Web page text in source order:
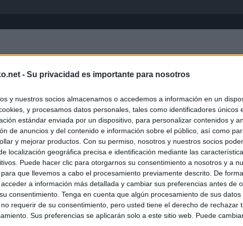
- Su privacidad es importante para nosotros
y nuestros socios almacenamos o accedemos a información en un
y procesamos datos personales, tales como identificadores únicos
estándar enviada por un dispositivo, para personalizar contenidos y
de anuncios y del contenido e información sobre el público, así como
y mejorar productos. Con su permiso, nosotros y nuestros socios
localización geográfica precisa e identificación mediante las
Puede hacer clic para otorgarnos su consentimiento a nosotros y a
que llevemos a cabo el procesamiento previamente descrito. De
a información más detallada y cambiar sus preferencias antes de
consentimiento. Tenga en cuenta que algún procesamiento de sus
requerir de su consentimiento, pero usted tiene el derecho de rechazar
Sus preferencias se aplicarán solo a este sitio web. Puede
Inicio
da un ultimátum a Italia: o levanta los controles a viajeros de
adoptará "medidas proporcionales"
rechaza el intento del PP de que los ministros acudan al Senado en
del